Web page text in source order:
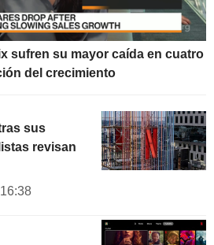
sufren su mayor caída en cuatro
del crecimiento
sus
revisan